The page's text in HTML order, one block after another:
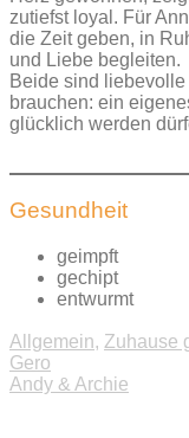
zutiefst loyal. Für
die Zeit geben, in
und Liebe begleiten.
Beide sind
brauchen: ein
glücklich werden
Gesundheit
geimpft
gechipt
entwurmt
Allgemein, Zuhause
Gero
Andy & Archie